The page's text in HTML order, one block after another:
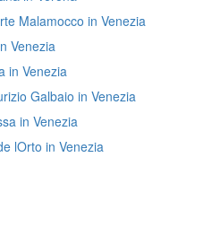
Malamocco in Venezia
Venezia
in Venezia
Galbaio in Venezia
in Venezia
lOrto in Venezia